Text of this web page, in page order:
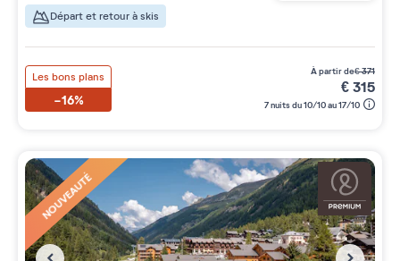
Départ et retour à skis
Les bons plans
-16%
à partir de€371
€315
7 nuits du 10/10 au 17/10
NOUVEAUTÉ